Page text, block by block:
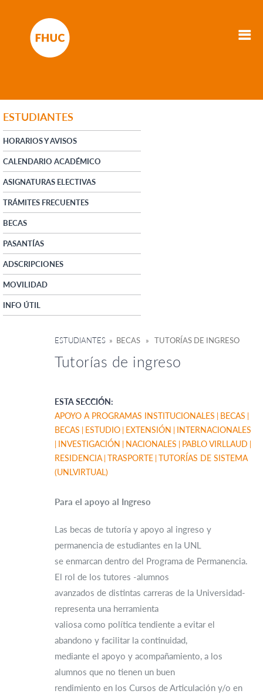
ESTUDIANTES
HORARIOS Y AVISOS
CALENDARIO ACADÉMICO
ASIGNATURAS ELECTIVAS
TRÁMITES FRECUENTES
BECAS
PASANTÍAS
ADSCRIPCIONES
MOVILIDAD
INFO ÚTIL
ESTUDIANTES » BECAS » TUTORÍAS DE INGRESO
Tutorías de ingreso
ESTA SECCIÓN:
APOYO A PROGRAMAS INSTITUCIONALES
BECAS
BECAS
ESTUDIO EXTENSIÓN
INTERNACIONALES
INVESTIGACIÓN
NACIONALES
PABLO VIRLLAUD
RESIDENCIA TRASPORTE TUTORÍAS DE SISTEMA
(UNLVIRTUAL)
Para el apoyo al Ingreso
Las becas de tutoría y apoyo al ingreso y
permanencia de estudiantes en la UNL
se enmarcan dentro del Programa de Permanencia.
El rol de los tutores -alumnos
avanzados de distintas carreras de la Universidad-
representa una herramienta
valiosa como política tendiente a evitar el
abandono y facilitar la continuidad,
mediante el apoyo y acompañamiento, a los
alumnos que no tienen un buen
rendimiento en los Cursos de Articulación y/o en